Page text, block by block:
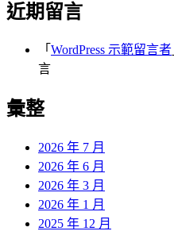
近期留言
「 WordPress 示範留言者
言
彙整
2026 年 7 月
2026 年 6 月
2026 年 3 月
2026 年 1 月
2025 年 12 月